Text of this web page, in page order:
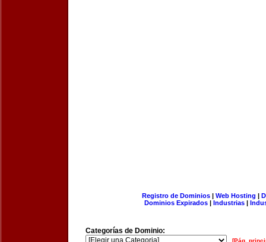
Registro de Dominios| Web Hosting |
Dominios Expirados | Industrias |
Categorías de Dominio:
[Pág.